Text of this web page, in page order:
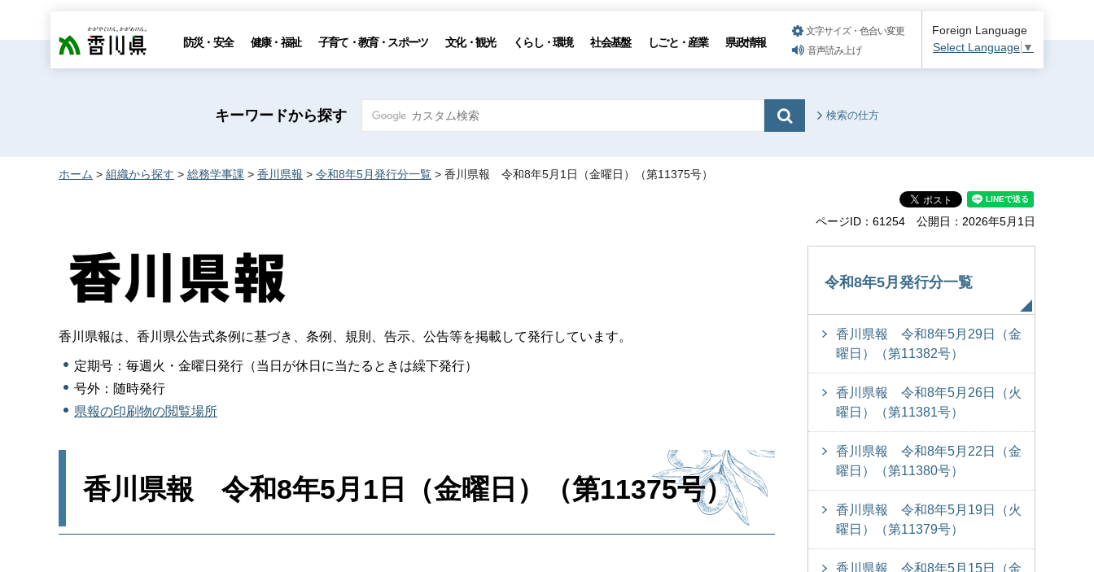
香川県 防災・安全 健康・福祉 子育て・教育・スポーツ 文化・観光 くらし・環境 社会基盤 しごと・産業 県政情報
文字サイズ・色合い変更
音声読み上げ
Foreign Language
Select Language ▼
キーワードから探す 検索の仕方
ホーム > 組織から探す > 総務学事課 > 香川県報 > 令和8年5月発行分一覧 > 香川県報 令和8年5月1日（金曜日）（第11375号）
ページID：61254 公開日：2026年5月1日
香川県報は、香川県公告式条例に基づき、条例、規則、告示、公告等を掲載して発行しています。
定期号：毎週火・金曜日発行（当日が休日に当たるときは繰下発行）
号外：随時発行
県報の印刷物の閲覧場所
香川県報 令和8年5月1日（金曜日）（第11375号）
令和8年5月発行分一覧
香川県報 令和8年5月29日（金
曜日）（第11382号）
香川県報 令和8年5月26日（火
曜日）（第11381号）
香川県報 令和8年5月22日（金
曜日）（第11380号）
香川県報 令和8年5月19日（火
曜日）（第11379号）
香川県報 令和8年5月15日（金